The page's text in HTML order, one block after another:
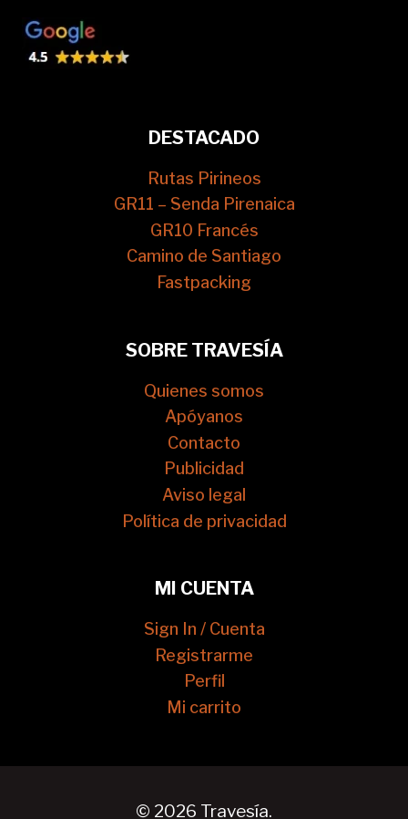
DESTACADO
Rutas Pirineos
GR11 – Senda Pirenaica
GR10 Francés
Camino de Santiago
Fastpacking
SOBRE TRAVESÍA
Quienes somos
Apóyanos
Contacto
Publicidad
Aviso legal
Política de privacidad
MI CUENTA
Sign In / Cuenta
Registrarme
Perfil
Mi carrito
© 2026 Travesía.